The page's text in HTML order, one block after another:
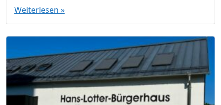
Weiterlesen »